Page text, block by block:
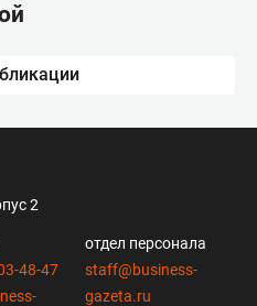
2
48-47
отдел персонала
staff@business-
gazeta.ru